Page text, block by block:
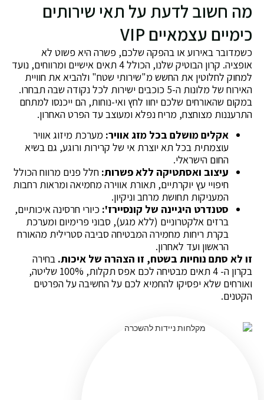
מה חשוב לדעת על תאי שירותים
כימיים עצמאיים VIP
כשמדובר באירוע או בהפקה שלכם, פשרה היא פשוט לא
אופציה. קרון הבוטיק שלנו, הכולל 4 תאים אישיים ומרווחים, נועד
למחוק לחלוטין את החשש מ"שירותי שטח" ולהביא את חוויית
האירוח של מלונות ה-5 כוכבים ישירות לכל נקודה שבה תבחרו.
במקום שהאורחים שלכם יחוו לחץ ואי-נוחות, הם ייכנסו למתחם
התרעננות מצוחצח, מריח נפלא ומעוצב עד הפרט האחרון.
אקלים מושלם בכל מזג אוויר: מערכת מיזוג אוויר
עוצמתית בכל תא יוצרת אי של קרירות ורוגע, גם בשיא
החום הישראלי.
עיצוב ואסתטיקה ללא פשרות: חלל פנים מרווח הכולל
חיפויי עץ יוקרתיים, תאורת אווירה מחמיאה ומראות רחבות
המעניקות תחושת מרחב וניקיון.
סטנדרט היגיינה של קונסיירז': כיורי חרסינה איכותיים,
ברזים אלקטרוניים (ללא מגע), סבוני פרימיום ומערכת
בקרת ריחות מחמירה המבטיחה סביבה סטרילית מהאורח
הראשון ועד לאחרון.
זו לא סתם נוחיות בשטח, זו הצהרה של איכות. בחירה
בקרון ה- 4 תאים מבטיחה לכם אפס תקלות, 100% שליטה,
ואורחים שלא יפסיקו להחמיא לכם על החשיבה על הפרטים
הקטנים.